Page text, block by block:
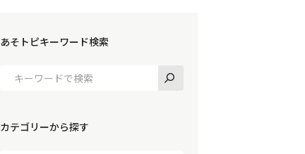
あそトピキーワード検索
カテゴリーから探す